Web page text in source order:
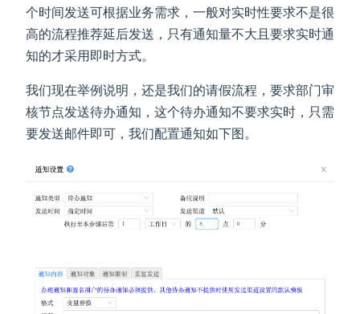
个时间发送可根据业务需求，一般对实时性要求不是很
高的流程推荐延后发送，只有通知量不大且要求实时通
知的才采用即时方式。
我们现在举例说明，还是我们的请假流程，要求部门审
核节点发送待办通知，这个待办通知不要求实时，只需
要发送邮件即可，我们配置通知如下图。